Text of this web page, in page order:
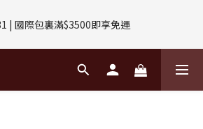
(數量有限售完不補)
| 國際包裏滿$3500即享免運
| 全館任選3件 贈 $188購物金
正價商品 贈【威靈頓 / 波士頓墨鏡】